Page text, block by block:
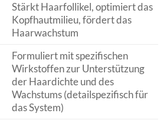
Stärkt Haarfollikel, optimiert das
Kopfhautmilieu, fördert das
Haarwachstum
Formuliert mit spezifischen
Wirkstoffen zur Unterstützung
der Haardichte und des
Wachstums (detailspezifisch für
das System)